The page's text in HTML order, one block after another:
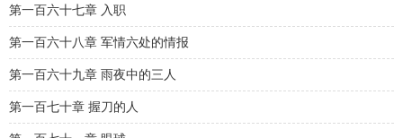
第一百六十七章 入职
第一百六十八章 军情六处的情报
第一百六十九章 雨夜中的三人
第一百七十章 握刀的人